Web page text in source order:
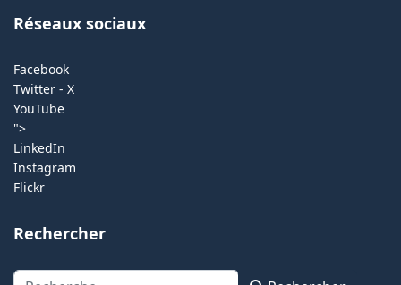
Réseaux sociaux
Facebook
Twitter - X
YouTube
">
LinkedIn
Instagram
Flickr
Rechercher
Rechercher